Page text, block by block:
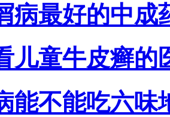
病最好的中成
儿童牛皮癣的
能不能吃六味